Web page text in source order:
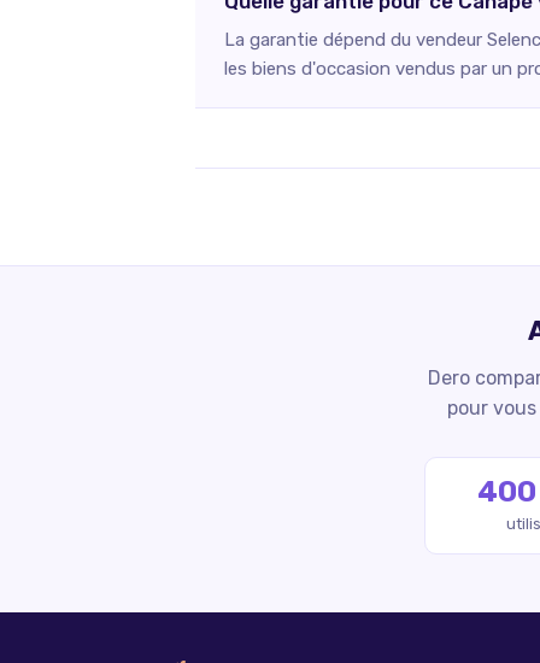
La garantie dépend du vendeur
les biens d'occasion vendus par un
Dero
pour